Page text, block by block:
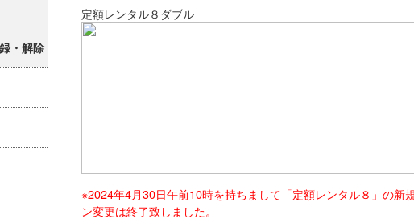
・解除
定額レンタル８ダブル
※2024年4月30日午前10時を持ちまして「定額レンタル８」の新
ン変更は終了致しました。